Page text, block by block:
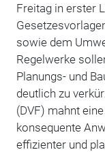
Freitag in erster
sowie dem
Regelwerke
Planungs- und
deutlich zu
(DVF) mahnt
konsequente
effizienter und